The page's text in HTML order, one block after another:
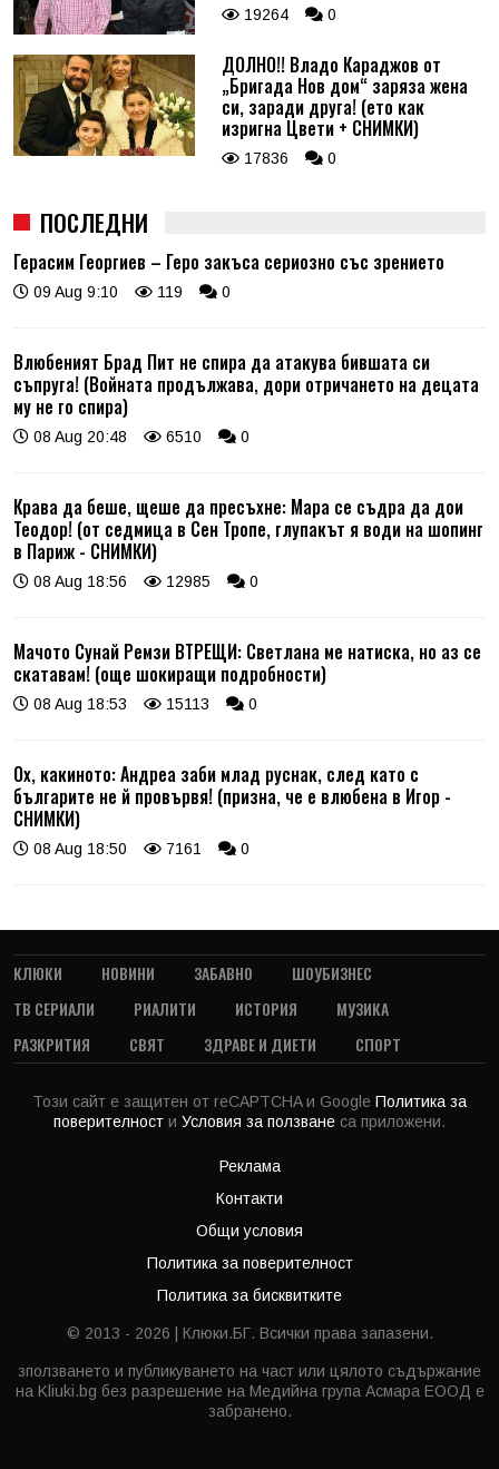
19264 0
ДОЛНО!! Владо Караджов от
„Бригада Нов дом“ заряза жена
си, заради друга! (ето как
изригна Цвети + СНИМКИ)
17836 0
ПОСЛЕДНИ
Герасим Георгиев – Геро закъса сериозно със зрението
09 Aug 9:10 119 0
Влюбеният Брад Пит не спира да атакува бившата си
съпруга! (Войната продължава, дори отричането на децата
му не го спира)
08 Aug 20:48 6510 0
Крава да беше, щеше да пресъхне: Мара се съдра да дои
Теодор! (от седмица в Сен Тропе, глупакът я води на шопинг
в Париж - СНИМКИ)
08 Aug 18:56 12985 0
Мачото Сунай Ремзи ВТРЕЩИ: Светлана ме натиска, но аз се
скатавам! (още шокиращи подробности)
08 Aug 18:53 15113 0
Ох, какиното: Андреа заби млад руснак, след като с
българите не й провървя! (призна, че е влюбена в Игор -
СНИМКИ)
08 Aug 18:50 7161 0
КЛЮКИ НОВИНИ ЗАБАВНО
ШОУБИЗНЕС
ТВ СЕРИАЛИ
РИАЛИТИ ИСТОРИЯ
МУЗИКА
РАЗКРИТИЯ
СВЯТ ЗДРАВЕ И ДИЕТИ СПОРТ
Този сайт е защитен от reCAPTCHA и Google Политика за
поверителност и Условия за ползване са приложени.
Реклама
Контакти
Общи условия
Политика за поверителност
Политика за бисквитките
© 2013 - 2026 | Клюки.БГ. Всички права запазени.
зползването и публикуването на част или цялото съдържание
на Kliuki.bg без разрешение на Медийна група Асмара ЕООД е
забранено.